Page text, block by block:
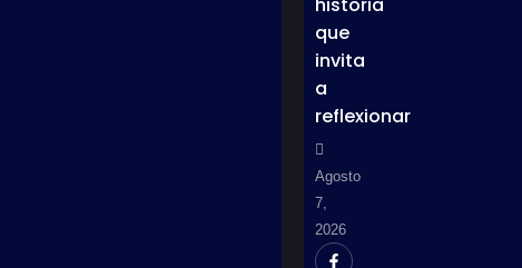
historia
que
invita
a
reflexionar
Agosto
7,
2026